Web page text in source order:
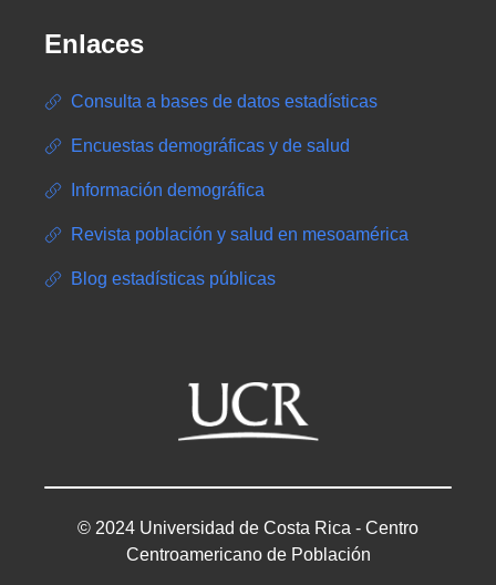
Enlaces
Consulta a bases de datos estadísticas
Encuestas demográficas y de salud
Información demográfica
Revista población y salud en mesoamérica
Blog estadísticas públicas
© 2024 Universidad de Costa Rica - Centro
Centroamericano de Población